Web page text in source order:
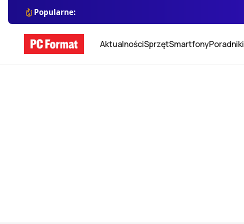
Popularne:
AktualnościSprzętSmartfonyPoradniki